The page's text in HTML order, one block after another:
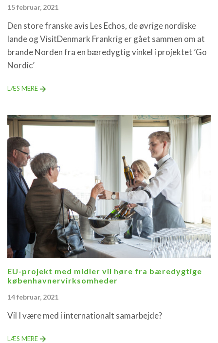
15 februar, 2021
Den store franske avis Les Echos, de øvrige nordiske
lande og VisitDenmark Frankrig er gået sammen om at
brande Norden fra en bæredygtig vinkel i projektet ’Go
Nordic’
LÆS MERE
EU-projekt med midler vil høre fra bæredygtige
københavnervirksomheder
14 februar, 2021
Vil I være med i internationalt samarbejde?
LÆS MERE